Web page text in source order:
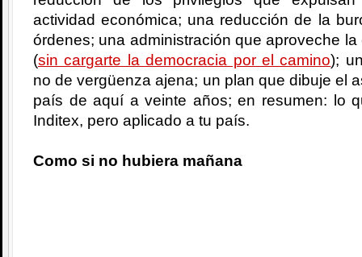
actividad económica; una reducción de la
órdenes; una administración que aproveche
(sin cargarte la democracia por el camino);
no de vergüenza ajena; un plan que dibuje el
país de aquí a veinte años; en resumen: lo
Inditex, pero aplicado a tu país.
Como si no hubiera mañana